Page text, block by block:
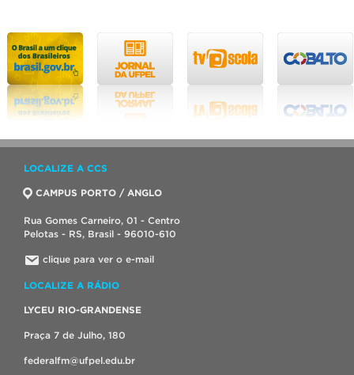
LOCALIZE A CCS
CAMPUS PORTO / ANGLO
Rua Gomes Carneiro, 01 - Centro
Pelotas - RS, Brasil - 96010-610
clique para ver o e-mail
LOCALIZE A RÁDIO
LYCEU RIO-GRANDENSE
Praça 7 de Julho, 180
federalfm@ufpel.edu.br